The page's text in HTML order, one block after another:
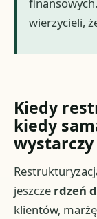
wierzycieli,
Kiedy
kiedy
wystarczy
jeszcze rdzeń
klientów,